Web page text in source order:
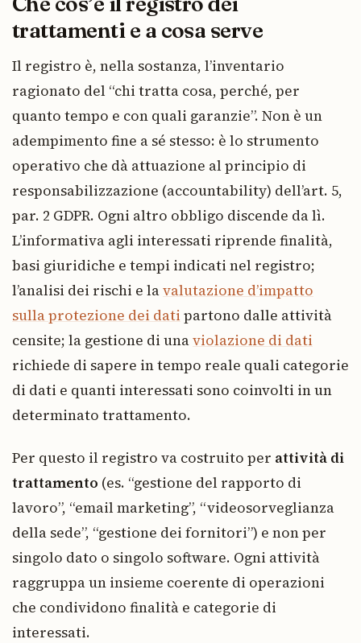
trattamenti e a cosa serve
Il registro è, nella sostanza, l’inventario
ragionato del “chi tratta cosa, perché, per
quanto tempo e con quali garanzie”. Non è un
adempimento fine a sé stesso: è lo strumento
operativo che dà attuazione al principio di
responsabilizzazione (accountability) dell’art. 5,
par. 2 GDPR. Ogni altro obbligo discende da lì.
L’informativa agli interessati riprende finalità,
basi giuridiche e tempi indicati nel registro;
l’analisi dei rischi e lavalutazione d’impatto
sulla protezione dei datipartono dalle attività
censite; la gestione di unaviolazione di dati
richiede di sapere in tempo reale quali categorie
di dati e quanti interessati sono coinvolti in un
determinato trattamento.
Per questo il registro va costruito per attività di
trattamento (es. “gestione del rapporto di
lavoro”, “email marketing”, “videosorveglianza
della sede”, “gestione dei fornitori”) e non per
singolo dato o singolo software. Ogni attività
raggruppa un insieme coerente di operazioni
che condividono finalità e categorie di
interessati.